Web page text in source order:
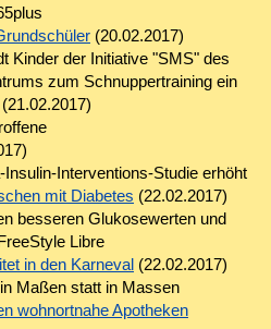
(20.02.2017)
Kinder der Initiative "SMS" des
zum Schnuppertraining ein
(21.02.2017)
Interventions-Studie erhöht
mit Diabetes (22.02.2017)
besseren Glukosewerten und
Libre
in den Karneval(22.02.2017)
Maßen statt in Massen
wohnortnahe Apotheken